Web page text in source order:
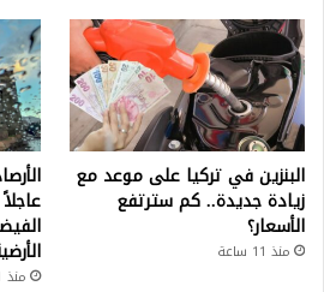
البنزين في تركيا على موعد مع
زيادة جديدة.. كم سترتفع
الأسعار؟
منذ 11 ساعة
منذ 11 ساعة